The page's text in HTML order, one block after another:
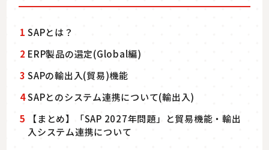
1 SAPとは？
2 ERP製品の選定(Global編)
3 SAPの輸出入(貿易)機能
4SAPとのシステム連携について(輸出入)
5 【まとめ】「SAP 2027年問題」と貿易機能・輸出
入システム連携について